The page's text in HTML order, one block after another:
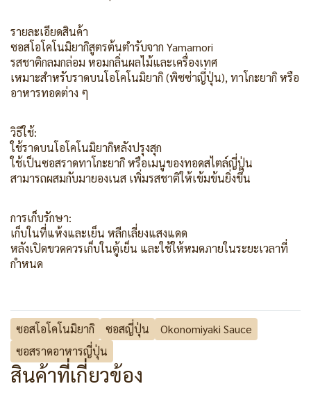
รายละเอียดสินค้า
ซอสโอโคโนมิยากิสูตรต้นตำรับจาก Yamamori
รสชาติกลมกล่อม หอมกลิ่นผลไม้และเครื่องเทศ
เหมาะสำหรับราดบนโอโคโนมิยากิ (พิซซ่าญี่ปุ่น), ทาโกะยากิ หรือ
อาหารทอดต่าง ๆ
วิธีใช้:
ใช้ราดบนโอโคโนมิยากิหลังปรุงสุก
ใช้เป็นซอสราดทาโกะยากิ หรือเมนูของทอดสไตล์ญี่ปุ่น
สามารถผสมกับมายองเนส เพิ่มรสชาติให้เข้มข้นยิ่งขึ้น
การเก็บรักษา:
เก็บในที่แห้งและเย็น หลีกเลี่ยงแสงแดด
หลังเปิดขวดควรเก็บในตู้เย็น และใช้ให้หมดภายในระยะเวลาที่
กำหนด
ซอสโอโคโนมิยากิ ซอสญี่ปุ่น
Okonomiyaki Sauce
ซอสราดอาหารญี่ปุ่น
สินค้าที่เกี่ยวข้อง